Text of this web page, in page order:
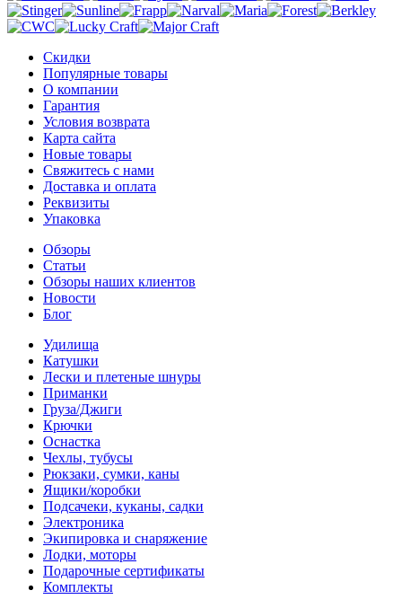
Скидки
Популярные товары
О компании
Гарантия
Условия возврата
Карта сайта
Новые товары
Свяжитесь с нами
Доставка и оплата
Реквизиты
Упаковка
Обзоры
Статьи
Обзоры наших клиентов
Новости
Блог
Удилища
Катушки
Лески и плетеные шнуры
Приманки
Груза/Джиги
Крючки
Оснастка
Чехлы, тубусы
Рюкзаки, сумки, каны
Ящики/коробки
Подсачеки, куканы, садки
Электроника
Экипировка и снаряжение
Лодки, моторы
Подарочные сертификаты
Комплекты